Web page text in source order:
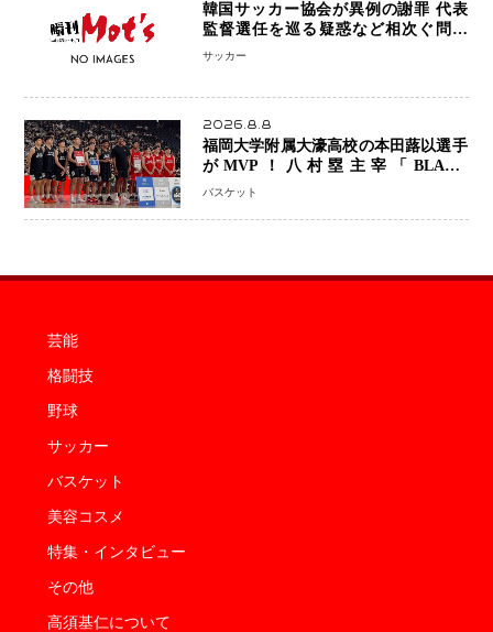
韓国サッカー協会が異例の謝罪 代表
監督選任を巡る疑惑など相次ぐ問題
「組織の刷新」誓う
サッカー
2026.8.8
福岡大学附属大濠高校の本田蕗以選手
がMVP！八村塁主宰「BLACK
SAMURAI SUMMIT 2026」で存在
なった」
バスケット
芸能
格闘技
野球
サッカー
バスケット
美容コスメ
特集・インタビュー
その他
高須基仁について